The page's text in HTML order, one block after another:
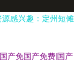
感兴趣：定州短傩
产免国产免费|国产